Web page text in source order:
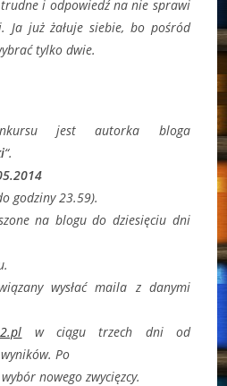
i odpowiedź na nie sprawi
Ja już żałuje siebie, bo pośród
tylko dwie.
jest autorka bloga
“.
godziny 23.59).
na blogu do dziesięciu dni
wysłać maila z danymi
w ciągu trzech dni od
Po
nowego zwycięzcy.